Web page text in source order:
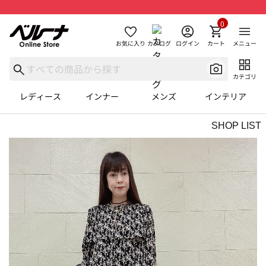
お気に入り カタログ ログイン カート
0
メニュー
カテゴリ
レディース インナー メンズ インテリア
SHOP LIST